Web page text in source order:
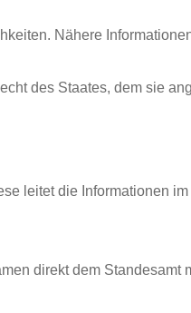
Nähere
des Staates, dem sie
leitet die Informationen
direkt dem Standesamt